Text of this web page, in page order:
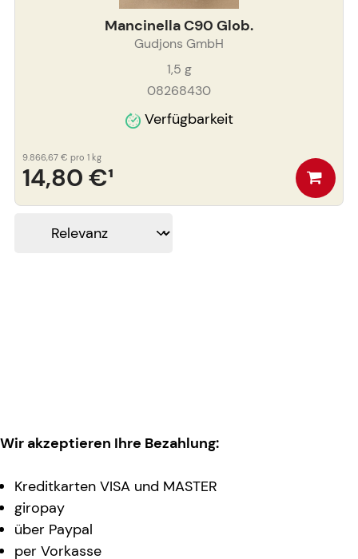
Mancinella C90 Glob.
Gudjons GmbH
1,5 g
08268430
Verfügbarkeit
14,80 €¹
9.866,67 € pro 1 kg
Wir akzeptieren Ihre Bezahlung:
Kreditkarten VISA und MASTER
giropay
über Paypal
per Vorkasse